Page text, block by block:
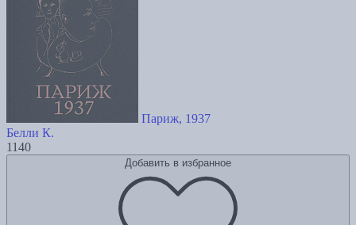
Париж, 1937
Белли К.
1140
Добавить в избранное